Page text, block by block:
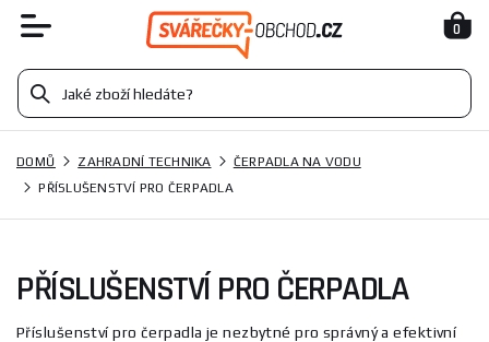
0
DOMŮ ZAHRADNÍ TECHNIKA
ČERPADLA NA VODU
PŘÍSLUŠENSTVÍ PRO ČERPADLA
PŘÍSLUŠENSTVÍ PRO ČERPADLA
Příslušenství pro čerpadla je nezbytné pro správný a efektivní